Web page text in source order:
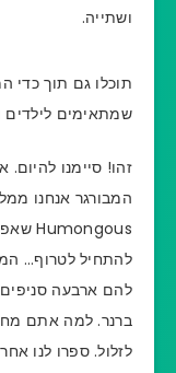
ושתייה.
תוכלו גם תוך כדי
שמתאימים לילדים
זהו! סיימנו להיום.
המבורגר אנחנו
Humongous שאפילו ה
להתחיל לטרוף…
להם ארבעה
ברנר. למה אתם
לזלול. ספרו לנו